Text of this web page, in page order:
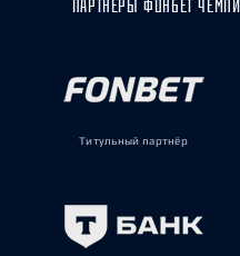
ПАРТНЁРЫ ФОНБЕТ
Титульный партнёр